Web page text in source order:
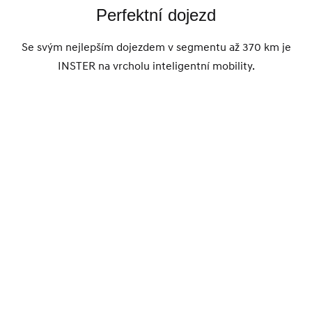
Perfektní dojezd
Se svým nejlepším dojezdem v segmentu až 370 km je
INSTER na vrcholu inteligentní mobility.